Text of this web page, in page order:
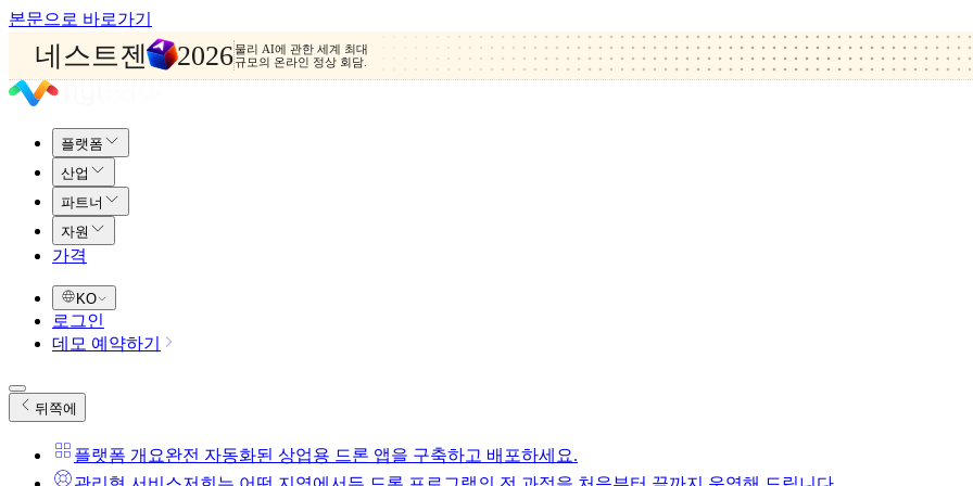
본문으로 바로가기
네스트젠 2026물리 AI에 관한 세계 최대
규모의 온라인 정상 회담.
플랫폼
산업
파트너
자원
가격
KO
로그인
데모 예약하기
뒤쪽에
플랫폼 개요완전 자동화된 상업용 드론 앱을 구축하고 배포하세요.